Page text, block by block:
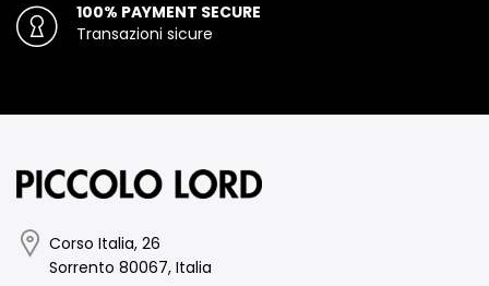
100% PAYMENT SECURE
Transazioni sicure
Corso Italia, 26
Sorrento 80067, Italia